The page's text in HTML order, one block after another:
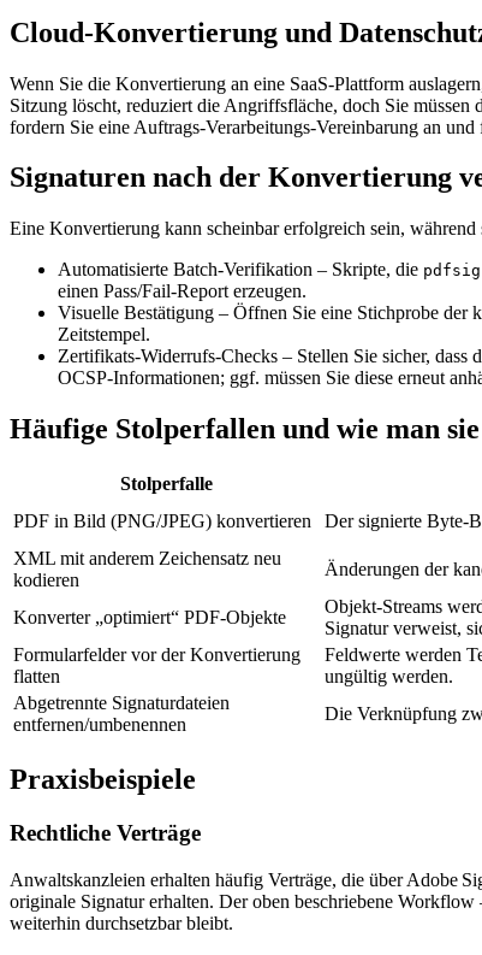
Cloud‑Konvertierung und
Wenn Sie die Konvertierung an eine SaaS‑Plattform
Sitzung löscht, reduziert die Angriffsfläche, doch Sie müssen
fordern Sie eine Auftrags‑Verarbeitungs‑Vereinbarung an
Signaturen nach der Konvertierung
Eine Konvertierung kann scheinbar erfolgreich sein,
Automatisierte Batch‑Verifikation – Skripte, die pdfsig
einen Pass/Fail‑Report erzeugen.
Visuelle Bestätigung – Öffnen Sie eine Stichprobe der
Zeitstempel.
Zertifikats‑Widerrufs‑Checks – Stellen Sie sicher,
OCSP‑Informationen; ggf. müssen Sie diese erneut
Häufige Stolperfallen und wie man
Stolperfalle
PDF in Bild (PNG/JPEG) konvertieren
Der signierte
XML mit anderem Zeichensatz neu
kodieren
Änderungen der
Konverter „optimiert“ PDF‑Objekte
Objekt‑Streams
Signatur verweist,
Formularfelder vor der Konvertierung
flatten
Feldwerte werden
ungültig werden.
Abgetrennte Signaturdateien
entfernen/umbenennen
Die Verknüpfung
Praxisbeispiele
Rechtliche Verträge
Anwaltskanzleien erhalten häufig Verträge, die über Adobe
originale Signatur erhalten. Der oben beschriebene
weiterhin durchsetzbar bleibt.